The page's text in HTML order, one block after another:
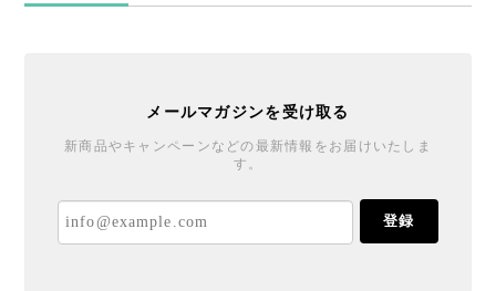
メールマガジンを受け取る
新商品やキャンペーンなどの最新情報をお届けいたしま
す。
登録